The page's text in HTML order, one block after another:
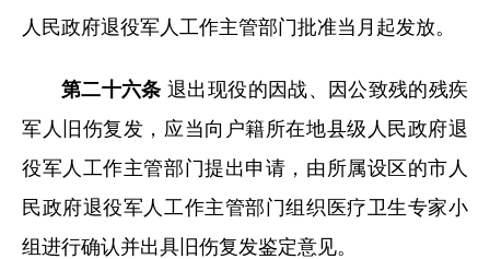
人民政府退役军人工作主管部门批准当月起发放。
第二十六条 退出现役的因战、因公致残的残疾
军人旧伤复发，应当向户籍所在地县级人民政府退
役军人工作主管部门提出申请，由所属设区的市人
民政府退役军人工作主管部门组织医疗卫生专家小
组进行确认并出具旧伤复发鉴定意见。